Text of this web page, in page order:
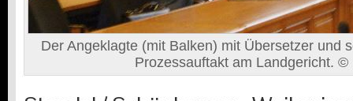
Der Angeklagte (mit Balken) mit Übersetzer und
Prozessauftakt am Landgericht. ©